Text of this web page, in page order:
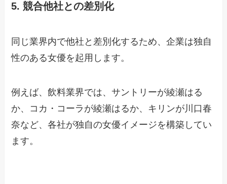
5. 競合他社との差別化
同じ業界内で他社と差別化するため、企業は独自
性のある女優を起用します。
例えば、飲料業界では、サントリーが綾瀬はる
か、コカ・コーラが綾瀬はるか、キリンが川口春
奈など、各社が独自の女優イメージを構築してい
ます。